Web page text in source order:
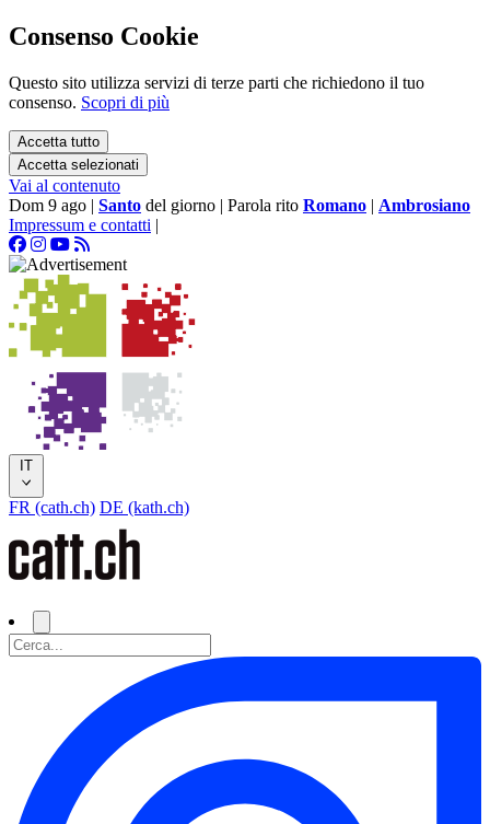
Consenso Cookie
Questo sito utilizza servizi di terze parti che richiedono il tuo
consenso. Scopri di più
Accetta tutto
Accetta selezionati
Vai al contenuto
Dom 9 ago | Santo del giorno | Parola rito Romano | Ambrosiano
Impressum e contatti |
IT
FR (cath.ch) DE (kath.ch)